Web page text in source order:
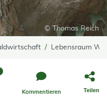
© Thomas Reich
Lebensraum
Kommentieren Teilen